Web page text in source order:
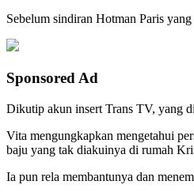
Sebelum sindiran Hotman Paris
Sponsored Ad
Dikutip akun insert Trans TV, yang
Vita mengungkapkan mengetahui
baju yang tak diakuinya di rumah
Ia pun rela membantunya dan